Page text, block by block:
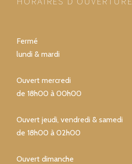
Fermé
lundi & mardi
Ouvert mercredi
de 18h00 à 00h00
Ouvert jeudi, vendredi & samedi
de 18h00 à 02h00
Ouvert dimanche